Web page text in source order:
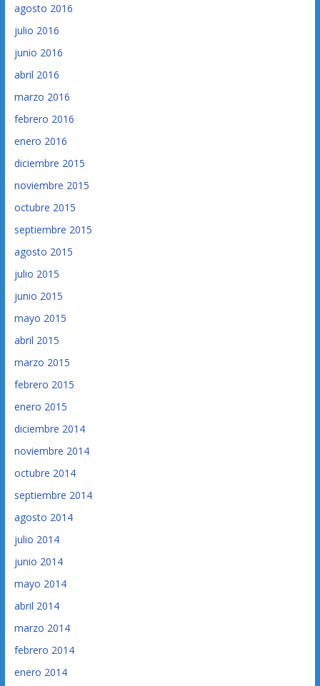
agosto 2016
julio 2016
junio 2016
abril 2016
marzo 2016
febrero 2016
enero 2016
diciembre 2015
noviembre 2015
octubre 2015
septiembre 2015
agosto 2015
julio 2015
junio 2015
mayo 2015
abril 2015
marzo 2015
febrero 2015
enero 2015
diciembre 2014
noviembre 2014
octubre 2014
septiembre 2014
agosto 2014
julio 2014
junio 2014
mayo 2014
abril 2014
marzo 2014
febrero 2014
enero 2014